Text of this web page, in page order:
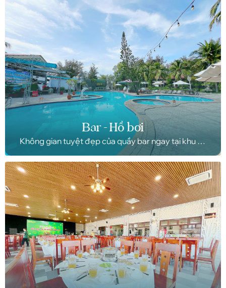
của các cặp đôi trong việc lựa chọn nơi để tổ chức.
Bar - Hồ bơi
Không gian tuyệt đẹp của quầy bar ngay tại khu hồ
bơi. Hồ bơi có view trực diện hướng biển, điểm
quanh hồ bơi là không gian thiên nhiên sân vườn
rộng lớn và mát mẻ cùng hàng dừa xanh cao ngút
ngàn.